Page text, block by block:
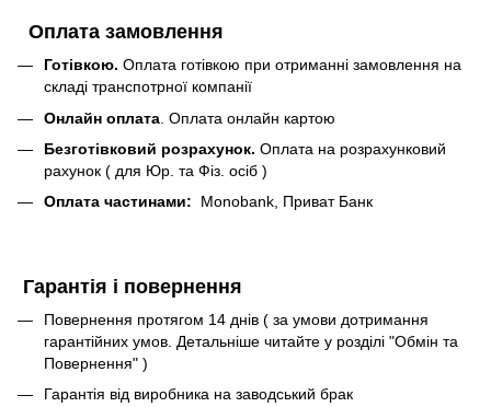
Оплата замовлення
Готівкою. Оплата готівкою при отриманні замовлення на
складі транспотрної компанії
Онлайн оплата . Оплата онлайн картою
Безготівковий розрахунок. Оплата на розрахунковий
рахунок ( для Юр. та Фіз. осіб )
Оплата частинами: Monobank, Приват Банк
Гарантія і повернення
Повернення протягом 14 днів ( за умови дотримання
гарантійних умов. Детальніше читайте у розділі "Обмін та
Повернення" )
Гарантія від виробника на заводський брак